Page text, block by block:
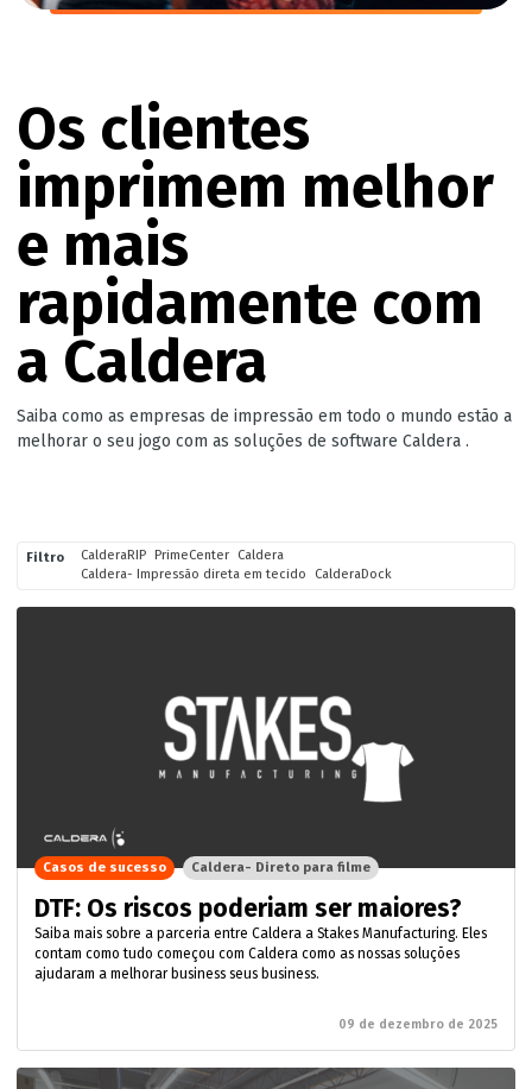
Os clientes
imprimem melhor
e mais
rapidamente com
a Caldera
Saiba como as empresas de impressão em todo o mundo estão a
melhorar o seu jogo com as soluções de software Caldera .
Filtro CalderaRIP PrimeCenter
Caldera
Caldera- Impressão direta em tecido
CalderaDock
DTF: Os riscos poderiam ser maiores?
Saiba mais sobre a parceria entre Caldera a Stakes Manufacturing. Eles
contam como tudo começou com Caldera como as nossas soluções
ajudaram a melhorar business seus business.
09 de dezembro de 2025
Casos de sucesso Caldera- Direto para filme